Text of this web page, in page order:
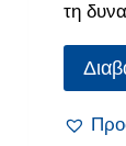
τη